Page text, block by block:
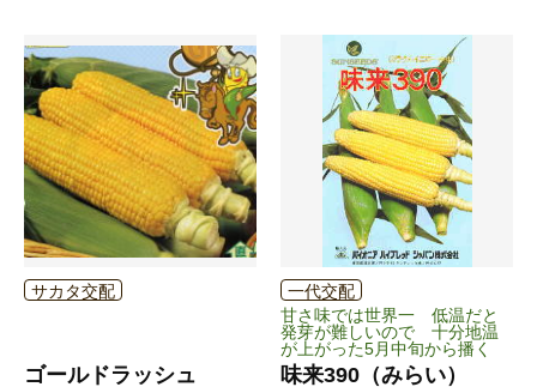
サカタ交配
ゴールドラッシュ
一代交配
甘さ味では世界一 低温だと
発芽が難しいので 十分地温
が上がった5月中旬から播く
味来390（みらい）